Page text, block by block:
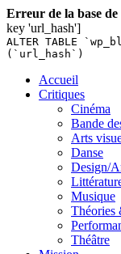
Erreur de la base de
key 'url_hash']
ALTER TABLE
(`url_hash`)
Skip
Accueil
Critiques
Cinéma
Bande
Arts
Danse
Design/
Musique
Théories
Théâtre